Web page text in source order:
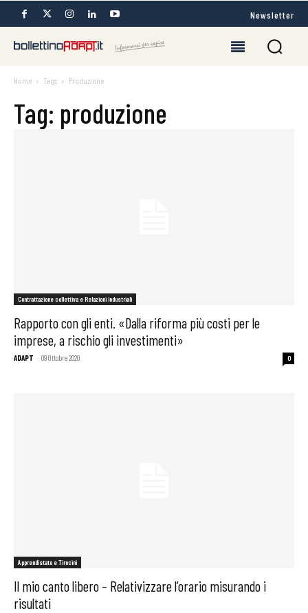
Newsletter
Home Tags Produzione
Tag: produzione
Contrattazione collettiva e Relazioni industriali
Rapporto con gli enti. «Dalla riforma più costi per le
imprese, a rischio gli investimenti»
ADAPT - 09 Ottobre 2020 0
Apprendistato e Tirocini
Il mio canto libero – Relativizzare l’orario misurando i
risultati